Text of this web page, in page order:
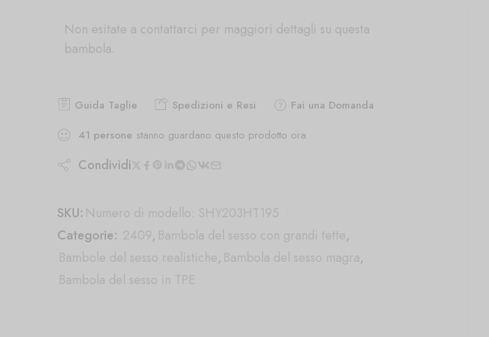
Non esitate a contattarci per maggiori dettagli su questa
bambola.
Guida Taglie Spedizioni e Resi
Fai una Domanda
41 persone stanno guardano questo prodotto ora
Condividi
SKU: Numero di modello: SHY203HT195
Categorie: 2409, Bambola del sesso con grandi tette,
Bambole del sesso realistiche, Bambola del sesso magra,
Bambola del sesso in TPE